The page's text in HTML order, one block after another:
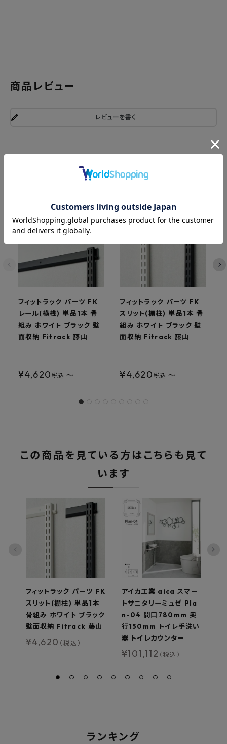
商品レビュー
レビューを書く
関連商品
フィットラック パーツ FK
レール(横桟) 単品1本 骨
組み ホワイト ブラック 壁
面収納 Fitrack 藤山
¥4,620税込 〜
フィットラック パーツ FK
スリット(棚柱) 単品1本 骨
組み ホワイト ブラック 壁
面収納 Fitrack 藤山
¥4,620 税込 〜
この商品を見ている方はこちらも見て
います
フィットラック パーツ FK
スリット(棚柱) 単品1本
骨組み ホワイト ブラック
壁面収納 Fitrack 藤山
¥4,620 （税込）
アイカ工業 aica スマー
トサニタリーミュゼ Pla
n-04 間口780mm 奥
行150mm トイレ手洗い
器 トイレカウンター
¥101,112 （税込）
ランキング